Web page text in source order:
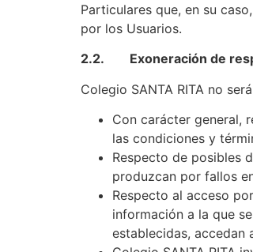
Particulares que, en su
por los Usuarios.
2.2. Exoneración de
Colegio SANTA RITA no
Con carácter general,
las condiciones y
Respecto de posibles
produzcan por fallos
Respecto al acceso
información a la que
establecidas, accedan